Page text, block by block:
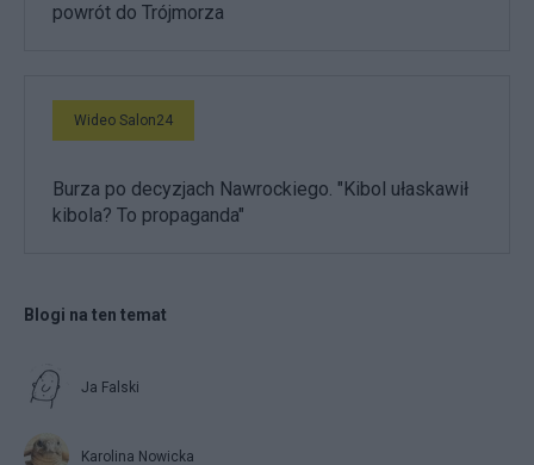
powrót do Trójmorza
Wideo Salon24
Burza po decyzjach Nawrockiego. "Kibol ułaskawił
kibola? To propaganda"
Blogi na ten temat
Ja Falski
Karolina Nowicka